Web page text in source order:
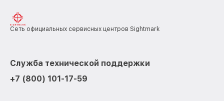
Сеть официальных сервисных центров Sightmark
Служба технической поддержки
+7 (800) 101-17-59